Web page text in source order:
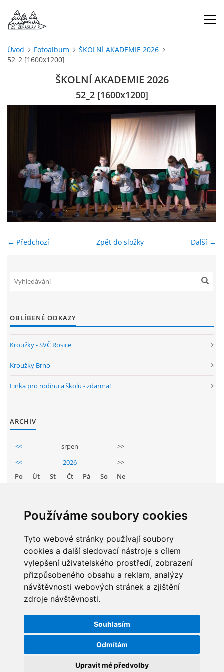
Používáme soubory cookies
Tyto webové stránky používají soubory
cookies a další sledovací nástroje s cílem
vylepšení uživatelského prostředí, zobrazení
přizpůsobeného obsahu a reklam, analýzy
návštěvnosti webových stránek a zjištění
zdroje návštěvnosti.
Souhlasím
Odmítám
Upravit mé předvolby
ÚVOD
DOKUMENTY
ŠKOLSKÁ RADA
PROJEKTY
ENVIRONMENTÁLNÍ VÝCHOVA
ARCHIV
NAŠE ÚSPĚCHY
JAK MOTIVOVAT DÍTĚ KE ČTENÍ
REZERVAČNÍ SYSTÉM SPORTOVNÍ HALY
ŠKOLNÍ PORADENSKÉ PRACOVIŠTĚ
NAUČNÁ STEZKA ZBRASLAV
Úvod Fotoalbum
ŠKOLNÍ AKADEMIE 2026
52_2 [1600x1200]
ŠKOLNÍ AKADEMIE 2026
52_2 [1600x1200]
← Předchozí Další →
Zpět do složky
OBLÍBENÉ ODKAZY
Kroužky - SVČ Rosice
Kroužky Brno
Linka pro rodinu a školu - zdarma!
ARCHIV
<< srpen
>>
<<
2026
>>
Po
Út St Čt Pá So
Ne
11 12 13 14 15
16
18 19 20 21 22
23
25 26 27 28 29
30
STATISTIKY